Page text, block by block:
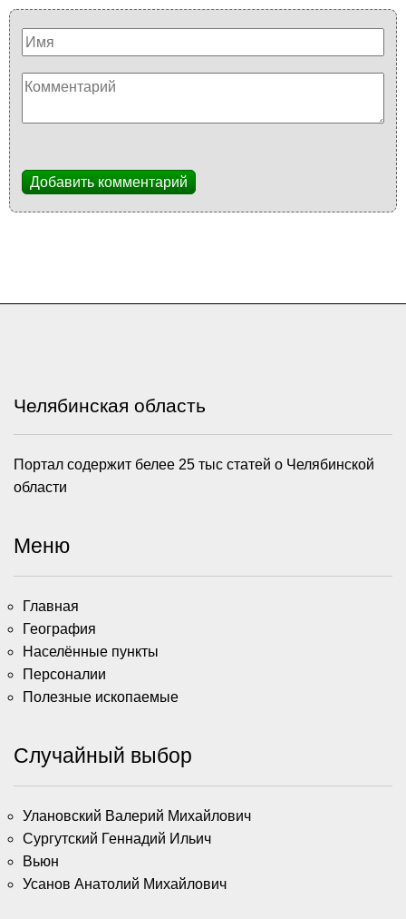
Добавить комментарий
Челябинская область
Портал содержит белее 25 тыс статей о Челябинской
области
Меню
Главная
География
Населённые пункты
Персоналии
Полезные ископаемые
Случайный выбор
Улановский Валерий Михайлович
Сургутский Геннадий Ильич
Вьюн
Усанов Анатолий Михайлович